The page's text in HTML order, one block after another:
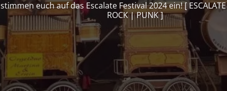
euch auf das Escalate Festival 2024 ein! [ ESCALATE
ROCK | PUNK ]